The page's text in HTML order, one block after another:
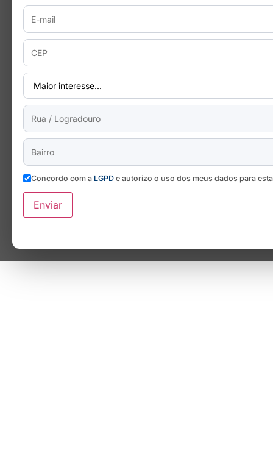
Concordo com a LGPD e autorizo o uso dos meus dados para
Enviar